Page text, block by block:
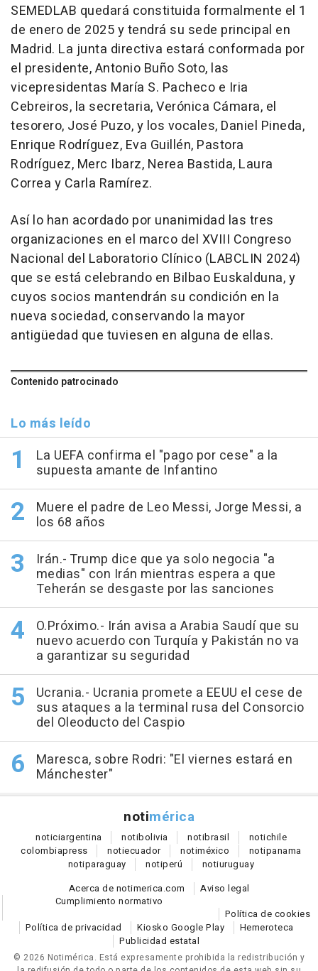
SEMEDLAB quedará constituida formalmente el 1
de enero de 2025 y tendrá su sede principal en
Madrid. La junta directiva estará conformada por
el presidente, Antonio Buño Soto, las
vicepresidentas María S. Pacheco e Iria
Cebreiros, la secretaria, Verónica Cámara, el
tesorero, José Puzo, y los vocales, Daniel Pineda,
Enrique Rodríguez, Eva Guillén, Pastora
Rodríguez, Merc Ibarz, Nerea Bastida, Laura
Correa y Carla Ramírez.
Así lo han acordado por unanimidad las tres
organizaciones en el marco del XVIII Congreso
Nacional del Laboratorio Clínico (LABCLIN 2024)
que se está celebrando en Bilbao Euskalduna, y
cuyos socios mantendrán su condición en la
nueva sociedad, conservando la mayor
antigüedad que tuviesen en alguna de ellas.
Contenido patrocinado
Lo más leído
La UEFA confirma el "pago por cese" a la
supuesta amante de Infantino
Muere el padre de Leo Messi, Jorge Messi, a
los 68 años
Irán.- Trump dice que ya solo negocia "a
medias" con Irán mientras espera a que
Teherán se desgaste por las sanciones
O.Próximo.- Irán avisa a Arabia Saudí que su
nuevo acuerdo con Turquía y Pakistán no va
a garantizar su seguridad
Ucrania.- Ucrania promete a EEUU el cese de
sus ataques a la terminal rusa del Consorcio
del Oleoducto del Caspio
Maresca, sobre Rodri: "El viernes estará en
Mánchester"
notimérica
noticiargentina notibolivia notibrasil notichile
colombiapress notiecuador notiméxico notipanama
notiparaguay notiperú notiuruguay
Acerca de notimerica.com
Aviso legal
Cumplimiento normativo
Política de cookies
Política de privacidad
Kiosko Google Play
Hemeroteca
Publicidad estatal
© 2026 Notimérica. Está expresamente prohibida la redistribución y